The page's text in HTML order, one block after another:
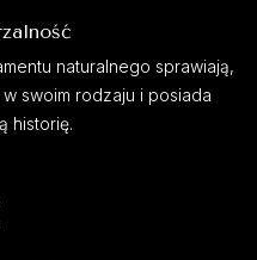
naturalnego sprawiają,
swoim rodzaju i posiada
historię.